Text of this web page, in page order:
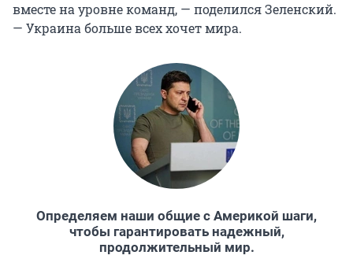
вместе на уровне команд, — поделился Зеленский.
— Украина больше всех хочет мира.
Определяем наши общие с Америкой шаги,
чтобы гарантировать надежный,
продолжительный мир.